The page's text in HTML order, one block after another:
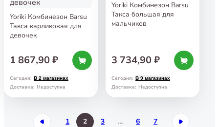
Yoriki Комбинезон Barsu
Такса карликовая для
девочек
1 867,90 ₽
Сегодня: В 2 магазинах
Доставка: Недоступна
Yoriki Комбинезон Barsu
Такса большая для
мальчиков
3 734,90 ₽
Сегодня: В 9 магазинах
Доставка: Недоступна
1 2 3 … 6 7